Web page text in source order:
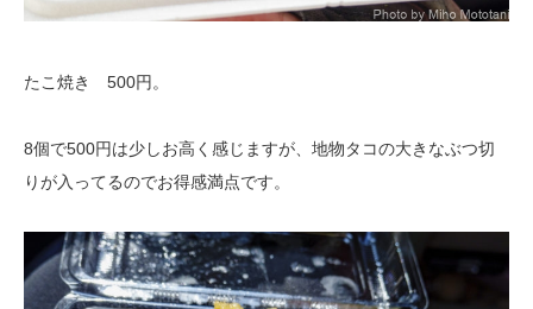
たこ焼き 500円。
8個で500円は少しお高く感じますが、地物タコの大きなぶつ切
りが入ってるのでお得感満点です。